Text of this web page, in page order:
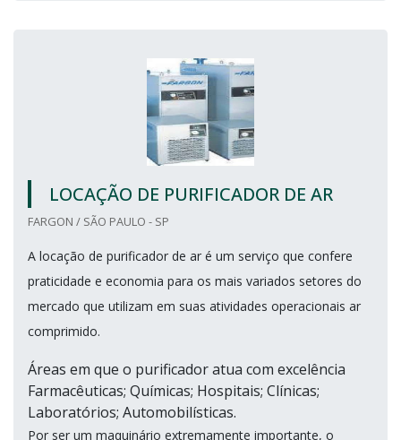
LOCAÇÃO DE PURIFICADOR DE AR
FARGON / SÃO PAULO - SP
A locação de purificador de ar é um serviço que confere
praticidade e economia para os mais variados setores do
mercado que utilizam em suas atividades operacionais ar
comprimido.
Áreas em que o purificador atua com excelência
Farmacêuticas; Químicas; Hospitais; Clínicas;
Laboratórios; Automobilísticas.
Por ser um maquinário extremamente importante, o